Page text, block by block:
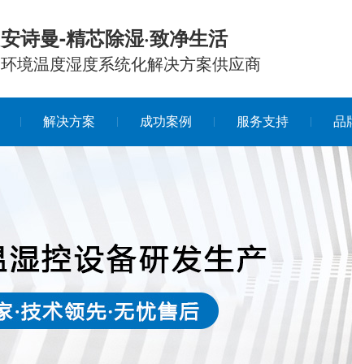
安诗曼-精芯除湿·致净生活
环境温度湿度系统化解决方案供应商
解决方案 成功案例 服务支持 品